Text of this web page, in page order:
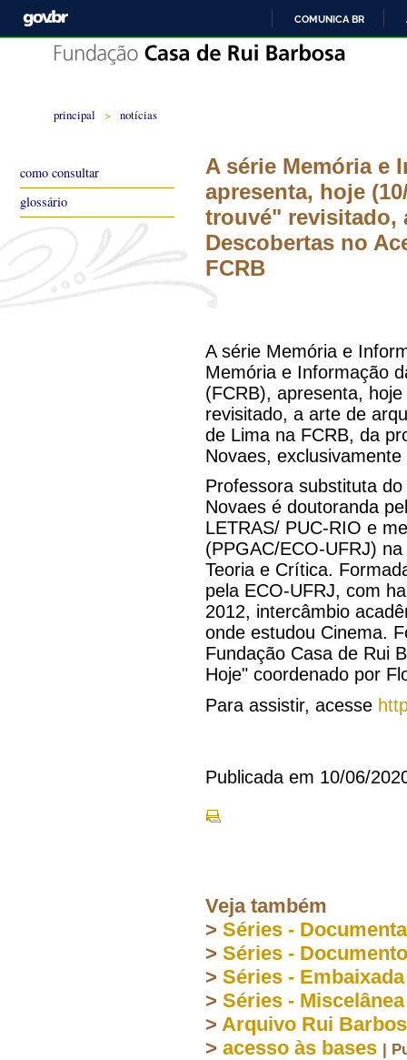
COMUNICA BR
principal > notícias
A série Memória e
apresenta, hoje
trouvé" revisitado,
Descobertas no
FCRB
A série Memória e
Memória e Informação
(FCRB), apresenta,
revisitado, a arte de
de Lima na FCRB, da
Novaes,
Professora substituta
Novaes é doutoranda
LETRAS/ PUC-RIO e
(PPGAC/ECO-UFRJ)
Teoria e Crítica.
pela ECO-UFRJ, com
2012, intercâmbio
onde estudou Cinema.
Fundação Casa de Rui
Hoje" coordenado por
Para assistir, acesse
Publicada em 10/06/
Veja também
> Séries -
> Séries -
> Séries -
> Séries - Miscelânea
> Arquivo Rui
> acesso às bases |
como consultar
glossário